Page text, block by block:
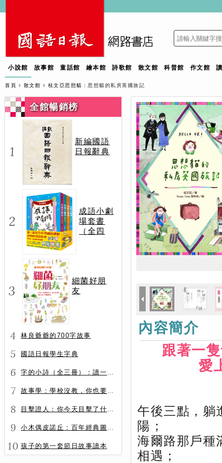
小說館 故事館 童話館 繪本館 詩歌館 散文館 科普館 作文館
首頁 散文館 桂文亞思想貓 ：思想貓的私房英國旅記
全館暢銷榜
1
新編國語
日報辭典
2
成語小劇
場套書
（全四
3
細菌好朋
友
4 林良爺爺的700字故事
5 國語日報學生字典
6 字的小詩（全三冊）：讀一首詩，交一個字朋友（字字小宇宙+字字看心情+字字有意思）
7 故事學：學校沒教，你也要會的表達力
8 目擊證人：你今天目擊了什麼？
9 小木偶皮諾丘：百年經典圖文全譯版
10 孩子的第一套節日故事讀本
內容簡介
跟著一
愛
午後三點，躺
陽；
海爾路那戶種
相遇；